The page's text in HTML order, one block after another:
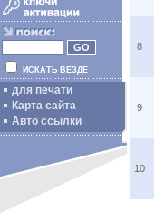
ИСКАТЬ ВЕЗДЕ
для печати
Карта сайта
Авто ссылки
8
9
10